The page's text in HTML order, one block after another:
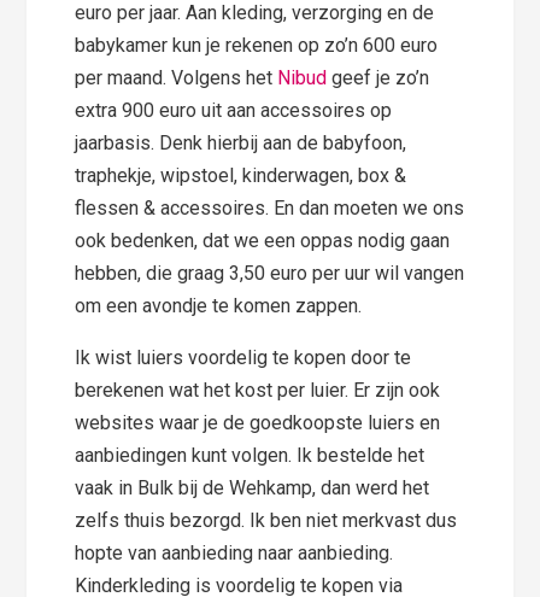
euro per jaar. Aan kleding, verzorging en de
babykamer kun je rekenen op zo’n 600 euro
per maand. Volgens het Nibud geef je zo’n
extra 900 euro uit aan accessoires op
jaarbasis. Denk hierbij aan de babyfoon,
traphekje, wipstoel, kinderwagen, box &
flessen & accessoires. En dan moeten we ons
ook bedenken, dat we een oppas nodig gaan
hebben, die graag 3,50 euro per uur wil vangen
om een avondje te komen zappen.
Ik wist luiers voordelig te kopen door te
berekenen wat het kost per luier. Er zijn ook
websites waar je de goedkoopste luiers en
aanbiedingen kunt volgen. Ik bestelde het
vaak in Bulk bij de Wehkamp, dan werd het
zelfs thuis bezorgd. Ik ben niet merkvast dus
hopte van aanbieding naar aanbieding.
Kinderkleding is voordelig te kopen via